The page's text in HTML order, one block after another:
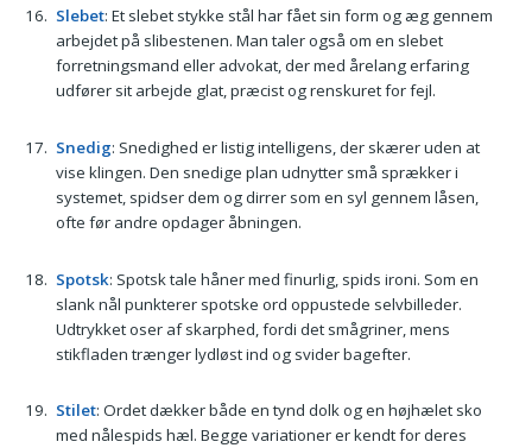
Slebet: Et slebet stykke stål har fået sin form og æg gennem
arbejdet på slibestenen. Man taler også om en slebet
forretningsmand eller advokat, der med årelang erfaring
udfører sit arbejde glat, præcist og renskuret for fejl.
Snedig: Snedighed er listig intelligens, der skærer uden at
vise klingen. Den snedige plan udnytter små sprækker i
systemet, spidser dem og dirrer som en syl gennem låsen,
ofte før andre opdager åbningen.
Spotsk: Spotsk tale håner med finurlig, spids ironi. Som en
slank nål punkterer spotske ord oppustede selvbilleder.
Udtrykket oser af skarphed, fordi det smågriner, mens
stikfladen trænger lydløst ind og svider bagefter.
Stilet: Ordet dækker både en tynd dolk og en højhælet sko
med nålespids hæl. Begge variationer er kendt for deres